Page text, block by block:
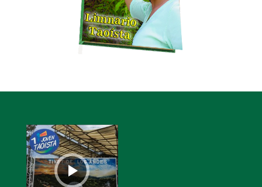
Reproductor
de
audio